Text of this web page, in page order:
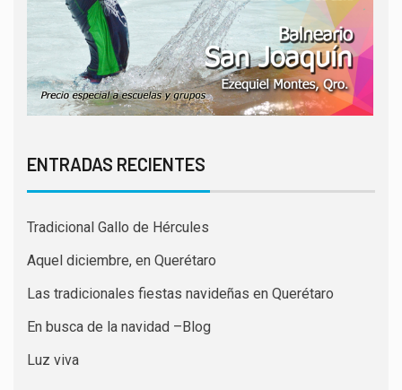
ENTRADAS RECIENTES
Tradicional Gallo de Hércules
Aquel diciembre, en Querétaro
Las tradicionales fiestas navideñas en Querétaro
En busca de la navidad –Blog
Luz viva